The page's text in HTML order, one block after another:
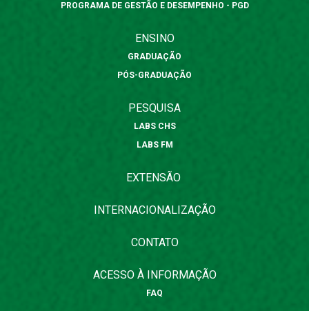
PROGRAMA DE GESTÃO E DESEMPENHO - PGD
ENSINO
GRADUAÇÃO
PÓS-GRADUAÇÃO
PESQUISA
LABS CHS
LABS FM
EXTENSÃO
INTERNACIONALIZAÇÃO
CONTATO
ACESSO À INFORMAÇÃO
FAQ